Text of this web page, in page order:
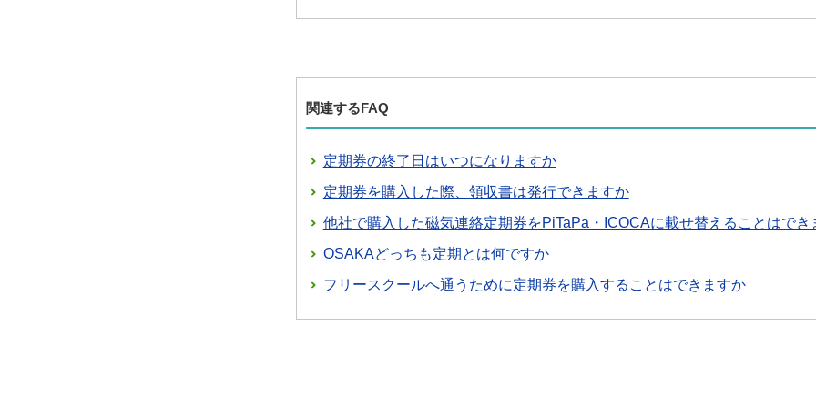
関連するFAQ
定期券の終了日はいつになりますか
定期券を購入した際、領収書は発行できますか
他社で購入した磁気連絡定期券をPiTaPa・ICOCAに載せ替えることはでき
OSAKAどっちも定期とは何ですか
フリースクールへ通うために定期券を購入することはできますか